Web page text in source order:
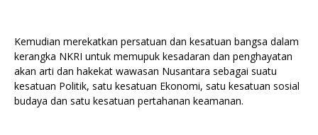
Kemudian merekatkan persatuan dan kesatuan bangsa dalam
kerangka NKRI untuk memupuk kesadaran dan penghayatan
akan arti dan hakekat wawasan Nusantara sebagai suatu
kesatuan Politik, satu kesatuan Ekonomi, satu kesatuan sosial
budaya dan satu kesatuan pertahanan keamanan.